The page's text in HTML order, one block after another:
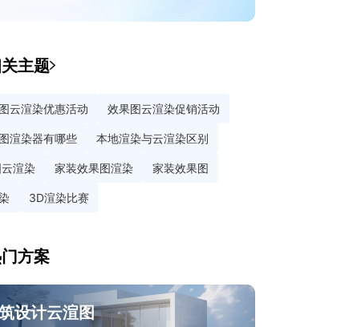
主题
云渲染优惠活动 效果图云渲染促销活动
渲染器有哪些 本地渲染与云渲染区别
渲染 家装效果图渲染 家装效果图
3D渲染比赛
方案
设计云渲图